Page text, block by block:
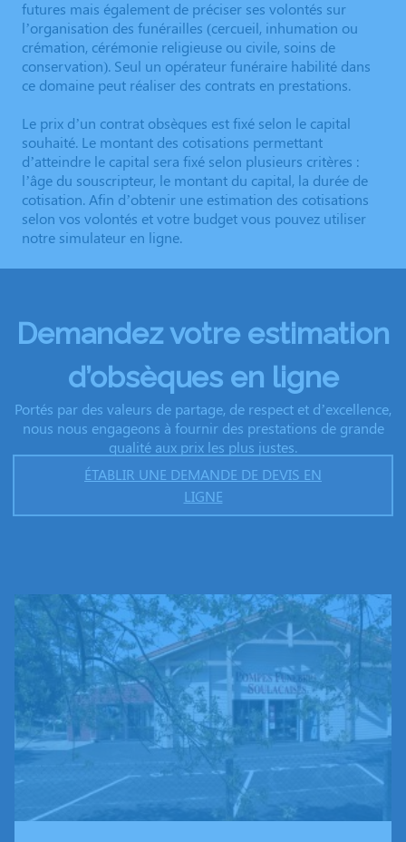
futures mais également de préciser ses volontés sur
l’organisation des funérailles (cercueil, inhumation ou
crémation, cérémonie religieuse ou civile, soins de
conservation). Seul un opérateur funéraire habilité dans
ce domaine peut réaliser des contrats en prestations.
Le prix d’un contrat obsèques est fixé selon le capital
souhaité. Le montant des cotisations permettant
d’atteindre le capital sera fixé selon plusieurs critères :
l’âge du souscripteur, le montant du capital, la durée de
cotisation. Afin d’obtenir une estimation des cotisations
selon vos volontés et votre budget vous pouvez utiliser
notre simulateur en ligne.
Demandez votre estimation
d’obsèques en ligne
Portés par des valeurs de partage, de respect et d’excellence,
nous nous engageons à fournir des prestations de grande
qualité aux prix les plus justes.
ÉTABLIR UNE DEMANDE DE DEVIS EN
LIGNE